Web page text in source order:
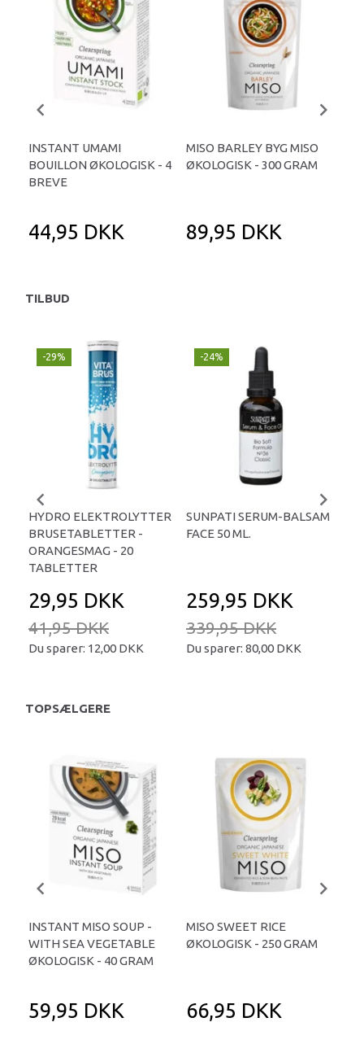
INSTANT UMAMI
BOUILLON ØKOLOGISK - 4
BREVE
44,95 DKK
MISO BARLEY BYG MISO
ØKOLOGISK - 300 GRAM
89,95 DKK
TILBUD
-29%
HYDRO ELEKTROLYTTER
BRUSETABLETTER -
ORANGESMAG - 20
TABLETTER
29,95 DKK
41,95 DKK
Du sparer: 12,00 DKK
-24%
SUNPATI SERUM-BALSAM
FACE 50 ML.
259,95 DKK
339,95 DKK
Du sparer: 80,00 DKK
TOPSÆLGERE
INSTANT MISO SOUP -
WITH SEA VEGETABLE
ØKOLOGISK - 40 GRAM
59,95 DKK
MISO SWEET RICE
ØKOLOGISK - 250 GRAM
66,95 DKK